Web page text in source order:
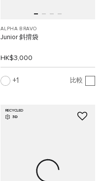
ALPHA BRAVO
Junior 斜揹袋
HK$3,000
1 比較
RECYCLED
3D